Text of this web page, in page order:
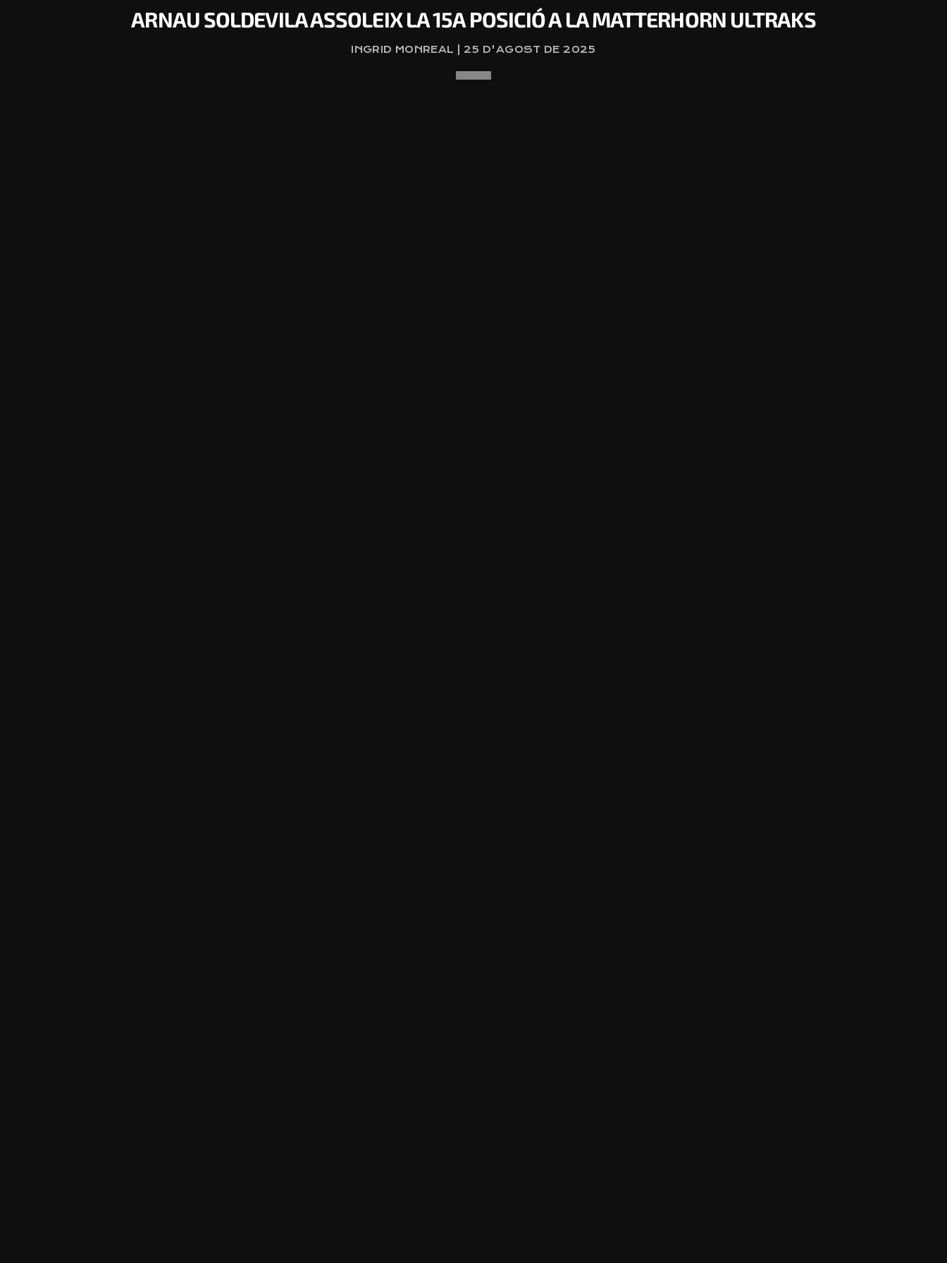
ARNAU SOLDEVILA ASSOLEIX LA 15A POSICIÓ A LA MATTERHORN ULTRAKS
INGRID MONREAL | 25 D'AGOST DE 2025